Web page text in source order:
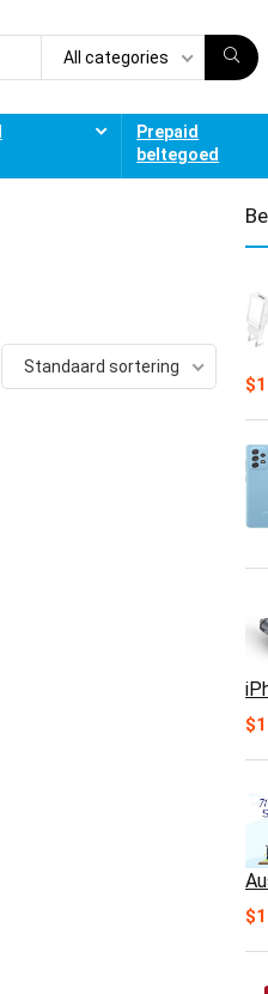
All categories
Prepaid
beltegoed
Standaard sortering
$
$
$